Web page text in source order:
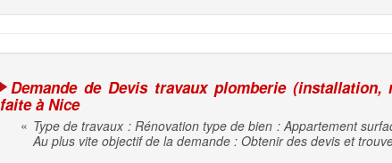
Demande de Devis travaux plomberie
faite à Nice
« Type de travaux : Rénovation type de bien : Appartement
Au plus vite objectif de la demande : Obtenir des devis et